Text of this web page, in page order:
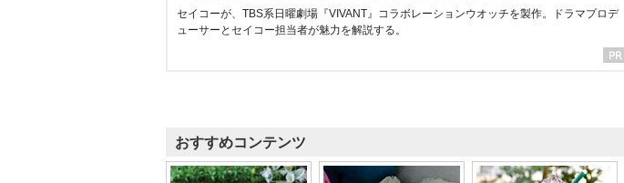
セイコーが、TBS系日曜劇場『VIVANT』コラボレーションウオッチを製作。ドラマプロデ
ューサーとセイコー担当者が魅力を解説する。
おすすめコンテンツ